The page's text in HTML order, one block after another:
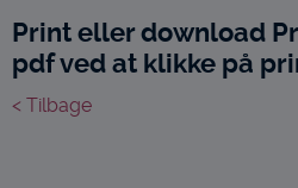
Print eller download
pdf ved at klikke på
< Tilbage